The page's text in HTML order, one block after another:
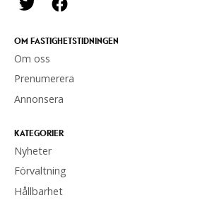
OM FASTIGHETSTIDNINGEN
Om oss
Prenumerera
Annonsera
KATEGORIER
Nyheter
Förvaltning
Hållbarhet